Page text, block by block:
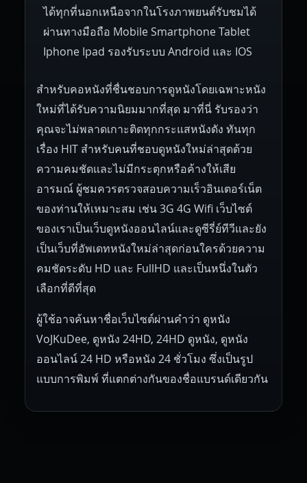
ได้ทุกที่นอกเหนือจากในโรงภาพยนต์รับชมได้
ผ่านทางมือถือ Mobile Smartphone Tablet
Iphone Ipad รองรับระบบ Android และ IOS
สำหรับคอหนังที่ชื่นชอบการดูหนังโดยเฉพาะหนัง
ใหม่ที่ได้รับความนิยมมากที่สุด มาที่นี่ รับรองว่า
คุณจะไม่พลาดเกาะติดทุกกระแสหนังดัง ทันทุก
เรื่อง HIT สำหรับคนที่ชอบดูหนังใหม่ล่าสุดด้วย
ความคมชัดและไม่มีกระตุกหรือค้างให้เสีย
อารมณ์ ผู้ชมควรตรวจสอบความเร็วอินเตอร์เน็ต
ของท่านให้เหมาะสม เช่น 3G 4G Wifi เว็บไซต์
ของเราเป็นเว็บดูหนังออนไลน์และดูซีรี่ย์ทีวีและยัง
เป็นเว็บที่อัพเดทหนังใหม่ล่าสุดก่อนใครด้วยความ
คมชัดระดับ HD และ FullHD และเป็นหนึ่งในตัว
เลือกที่ดีที่สุด
ผู้ใช้อาจค้นหาชื่อเว็บไซต์ผ่านคำว่า ดูหนัง
VoJKuDee, ดูหนัง 24HD, 24HD ดูหนัง, ดูหนัง
ออนไลน์ 24 HD หรือหนัง 24 ชั่วโมง ซึ่งเป็นรูป
แบบการพิมพ์ ที่แตกต่างกันของชื่อแบรนด์เดียวกัน